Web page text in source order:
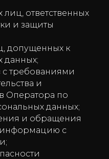
ответственных
и защиты
допущенных к
данных;
с требованиями
и
Оператора по
данных;
и обращения
информацию с